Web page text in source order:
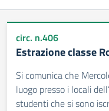
circ. n.406
Estrazione classe
Si comunica che
luogo presso i locali
studenti che si sono